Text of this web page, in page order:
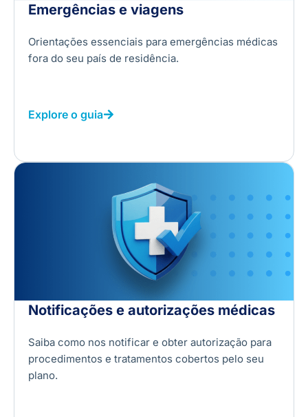
Emergências e viagens
Orientações essenciais para emergências médicas
fora do seu país de residência.
Explore o guia
Notificações e autorizações médicas
Saiba como nos notificar e obter autorização para
procedimentos e tratamentos cobertos pelo seu
plano.